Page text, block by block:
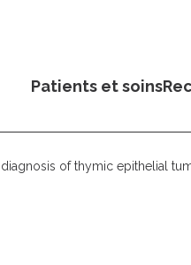
Patients et soins
of thymic epithelial